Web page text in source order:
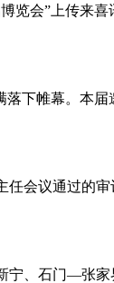
会”上传来
下帷幕。本
会议通过的
、石门—张